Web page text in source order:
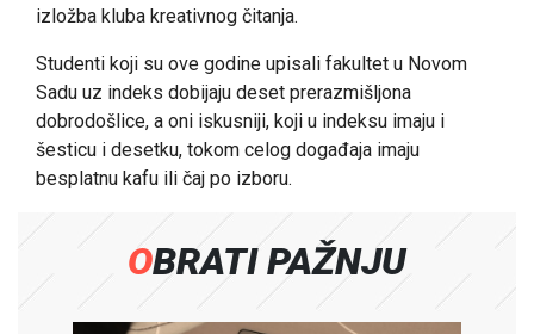
izložba kluba kreativnog čitanja.
Studenti koji su ove godine upisali fakultet u Novom
Sadu uz indeks dobijaju deset prerazmišljona
dobrodošlice, a oni iskusniji, koji u indeksu imaju i
šesticu i desetku, tokom celog događaja imaju
besplatnu kafu ili čaj po izboru.
OBRATI PAŽNJU